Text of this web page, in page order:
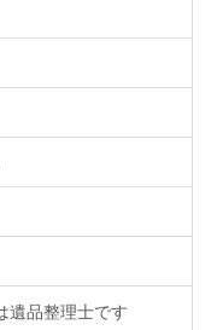
遺品整理士です